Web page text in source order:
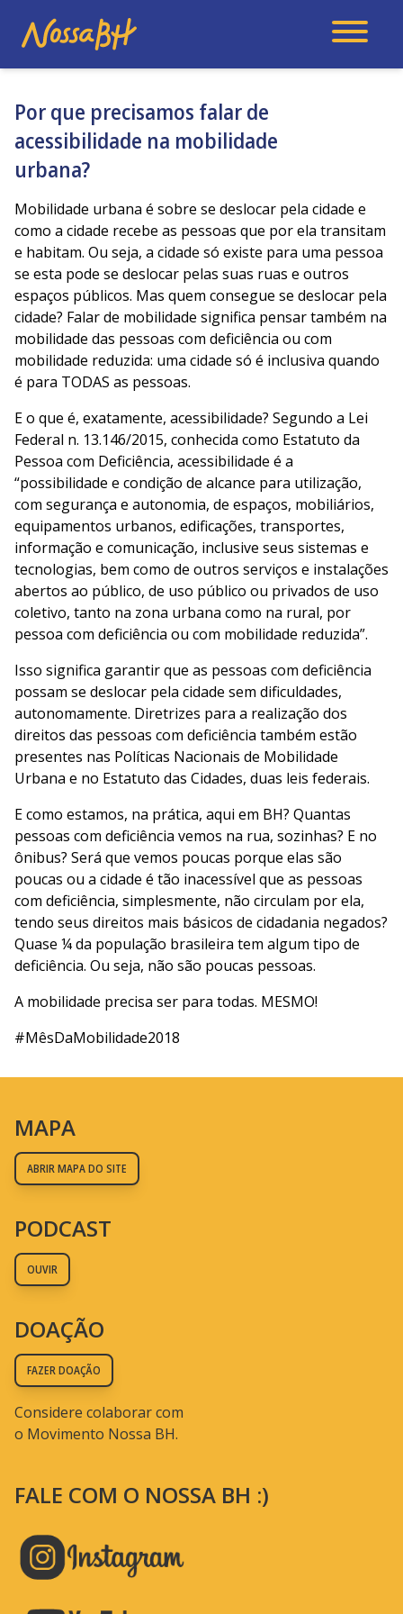
Por que precisamos falar de
acessibilidade na mobilidade
urbana?
Mobilidade urbana é sobre se deslocar pela cidade e
como a cidade recebe as pessoas que por ela transitam
e habitam. Ou seja, a cidade só existe para uma pessoa
se esta pode se deslocar pelas suas ruas e outros
espaços públicos. Mas quem consegue se deslocar pela
cidade? Falar de mobilidade significa pensar também na
mobilidade das pessoas com deficiência ou com
mobilidade reduzida: uma cidade só é inclusiva quando
é para TODAS as pessoas.
E o que é, exatamente, acessibilidade? Segundo a Lei
Federal n. 13.146/2015, conhecida como Estatuto da
Pessoa com Deficiência, acessibilidade é a
“possibilidade e condição de alcance para utilização,
com segurança e autonomia, de espaços, mobiliários,
equipamentos urbanos, edificações, transportes,
informação e comunicação, inclusive seus sistemas e
tecnologias, bem como de outros serviços e instalações
abertos ao público, de uso público ou privados de uso
coletivo, tanto na zona urbana como na rural, por
pessoa com deficiência ou com mobilidade reduzida”.
Isso significa garantir que as pessoas com deficiência
possam se deslocar pela cidade sem dificuldades,
autonomamente. Diretrizes para a realização dos
direitos das pessoas com deficiência também estão
presentes nas Políticas Nacionais de Mobilidade
Urbana e no Estatuto das Cidades, duas leis federais.
E como estamos, na prática, aqui em BH? Quantas
pessoas com deficiência vemos na rua, sozinhas? E no
ônibus? Será que vemos poucas porque elas são
poucas ou a cidade é tão inacessível que as pessoas
com deficiência, simplesmente, não circulam por ela,
tendo seus direitos mais básicos de cidadania negados?
Quase ¼ da população brasileira tem algum tipo de
deficiência. Ou seja, não são poucas pessoas.
A mobilidade precisa ser para todas. MESMO!
#MêsDaMobilidade2018
MAPA
ABRIR MAPA DO SITE
PODCAST
OUVIR
DOAÇÃO
FAZER DOAÇÃO
Considere colaborar com
o Movimento Nossa BH.
FALE COM O NOSSA BH :)